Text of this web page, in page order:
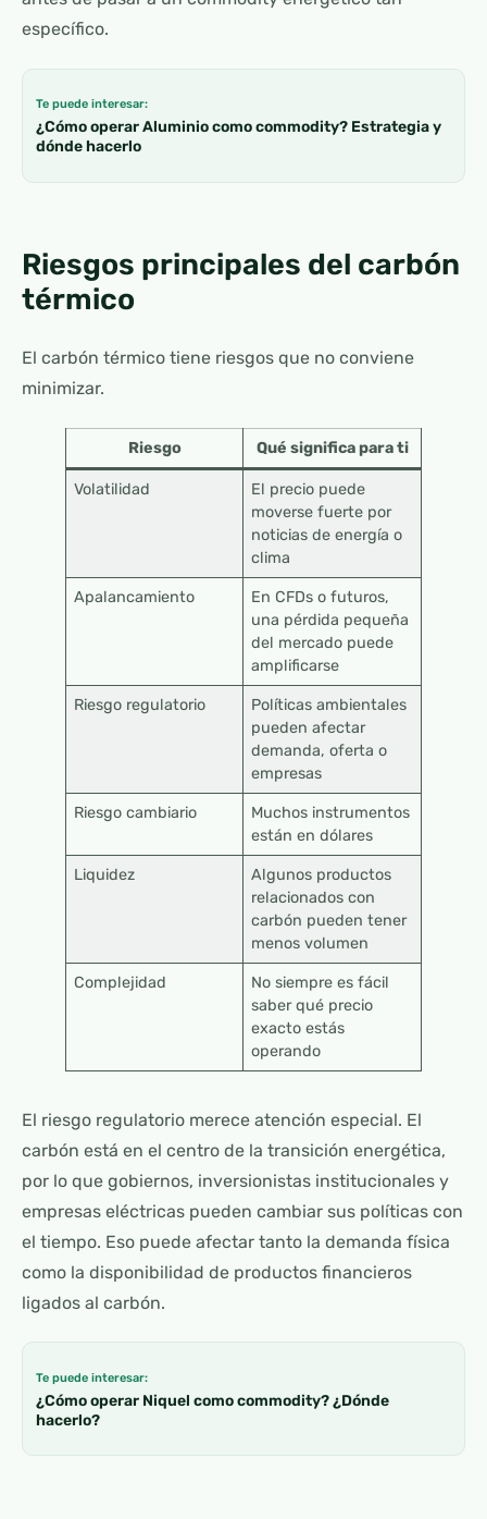
específico.
Te puede interesar:
¿Cómo operar Aluminio como commodity? Estrategia y
dónde hacerlo
Riesgos principales del carbón
térmico
El carbón térmico tiene riesgos que no conviene
minimizar.
Riesgo Qué significa para ti
Volatilidad
El precio puede
moverse fuerte por
noticias de energía o
clima
Apalancamiento
En CFDs o futuros,
una pérdida pequeña
del mercado puede
amplificarse
Riesgo regulatorio
Políticas ambientales
pueden afectar
demanda, oferta o
empresas
Riesgo cambiario
Muchos instrumentos
están en dólares
Liquidez
Algunos productos
relacionados con
carbón pueden tener
menos volumen
Complejidad
No siempre es fácil
saber qué precio
exacto estás
operando
El riesgo regulatorio merece atención especial. El
carbón está en el centro de la transición energética,
por lo que gobiernos, inversionistas institucionales y
empresas eléctricas pueden cambiar sus políticas con
el tiempo. Eso puede afectar tanto la demanda física
como la disponibilidad de productos financieros
ligados al carbón.
Te puede interesar:
¿Cómo operar Niquel como commodity? ¿Dónde
hacerlo?